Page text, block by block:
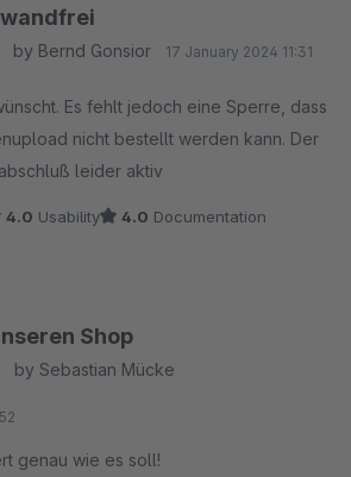
by Bernd Gonsior 17 January 2024 11:31
Es fehlt jedoch eine Sperre, dass
nicht bestellt werden kann. Der
leider aktiv
4.0 Usability 4.0 Documentation
Shop
by Sebastian Mücke
genau wie es soll!